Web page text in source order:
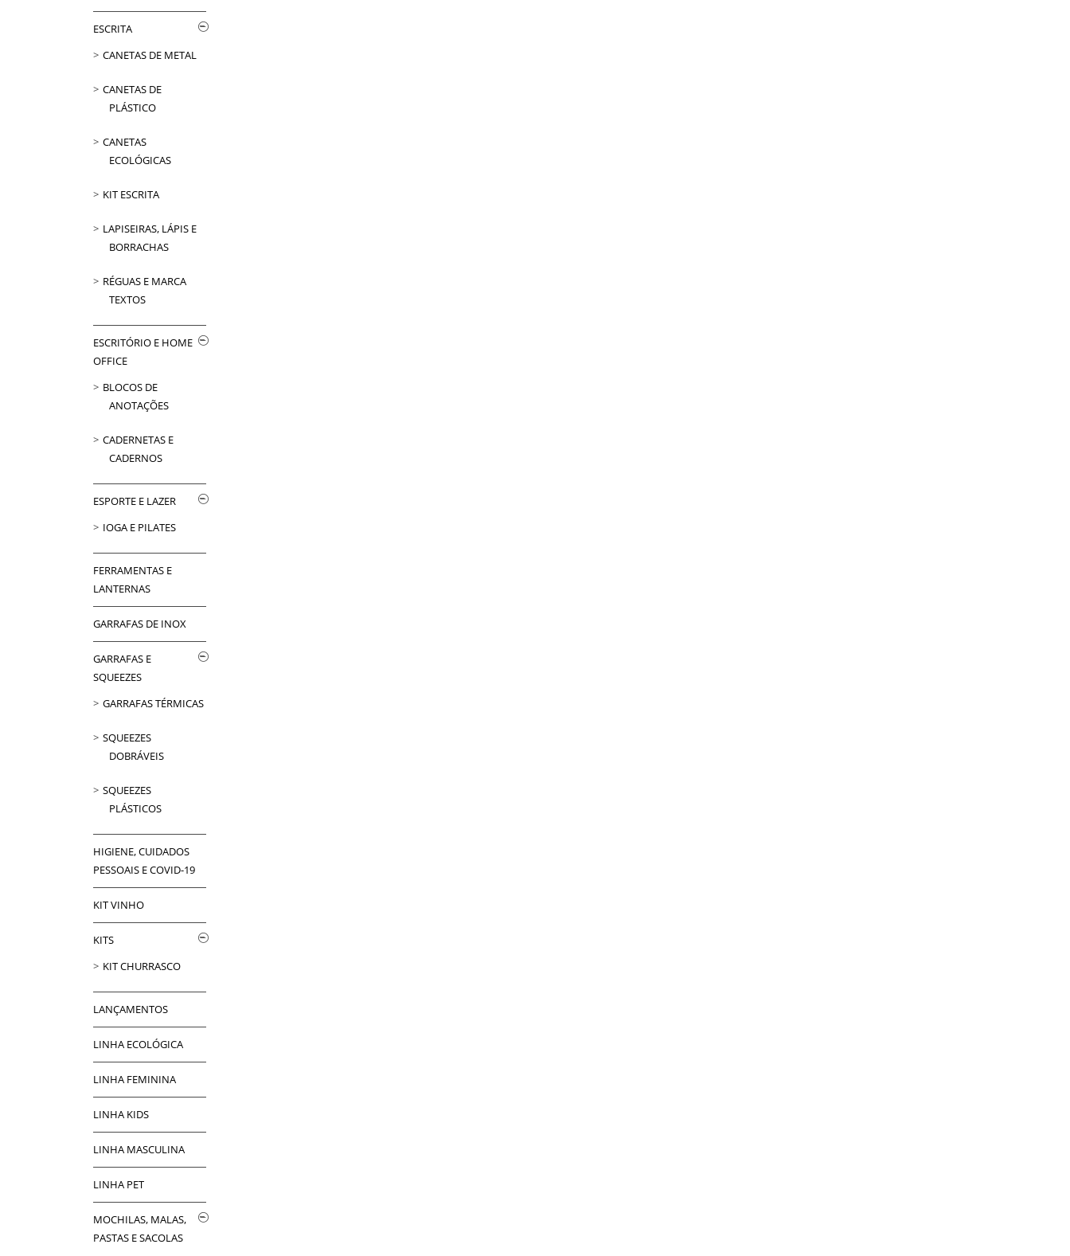
ESCRITA
CANETAS DE METAL
CANETAS DE
PLÁSTICO
CANETAS
ECOLÓGICAS
KIT ESCRITA
LAPISEIRAS, LÁPIS E
BORRACHAS
RÉGUAS E MARCA
TEXTOS
ESCRITÓRIO E HOME
OFFICE
BLOCOS DE
ANOTAÇÕES
CADERNETAS E
CADERNOS
ESPORTE E LAZER
IOGA E PILATES
FERRAMENTAS E
LANTERNAS
GARRAFAS DE INOX
GARRAFAS E
SQUEEZES
GARRAFAS TÉRMICAS
SQUEEZES
DOBRÁVEIS
SQUEEZES
PLÁSTICOS
HIGIENE, CUIDADOS
PESSOAIS E COVID-19
KIT VINHO
KITS
KIT CHURRASCO
LANÇAMENTOS
LINHA ECOLÓGICA
LINHA FEMININA
LINHA KIDS
LINHA MASCULINA
LINHA PET
MOCHILAS, MALAS,
PASTAS E SACOLAS